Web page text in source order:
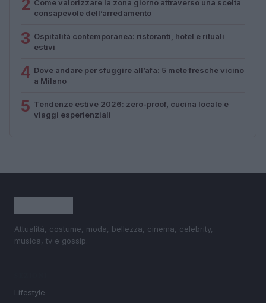
2 Come valorizzare la zona giorno attraverso una scelta
consapevole dell’arredamento
3 Ospitalità contemporanea: ristoranti, hotel e rituali
estivi
4 Dove andare per sfuggire all’afa: 5 mete fresche vicino
a Milano
5 Tendenze estive 2026: zero-proof, cucina locale e
viaggi esperienziali
Attualità, costume, moda, bellezza, cinema, celebrity,
musica, tv e gossip.
Lifestyle